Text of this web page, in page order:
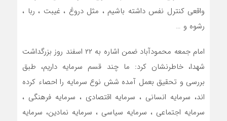
واقعی کنترل نفس داشته باشیم ، مثل دروغ ، غیبت ، ربا ،
رشوه و …
امام جمعه محمودآباد ضمن اشاره به ۲۲ اسفند روز بزرگداشت
شهدا، خاطرنشان کرد: ما چند قسم سرمایه داریم، طبق
بررسی و تحقیق بعمل آمده شش نوع سرمایه را احصاء کرده
اند، سرمایه انسانی ، سرمایه اقتصادی ، سرمایه فرهنگی ،
سرمایه اجتماعی ، سرمایه سیاسی ، سرمایه نمادین، سرمایه